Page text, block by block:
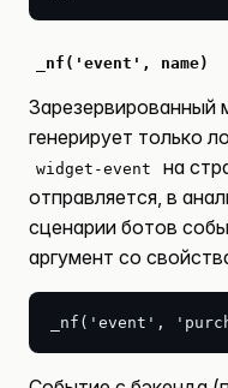
_nf('event', name)
Зарезервированный
генерирует только
widget-event
на
отправляется, в
сценарии ботов
аргумент со
_nf('event',